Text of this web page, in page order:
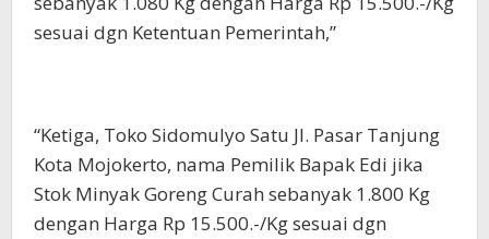
sesuai dgn Ketentuan Pemerintah,”
“Ketiga, Toko Sidomulyo Satu Jl. Pasar Tanjung
Kota Mojokerto, nama Pemilik Bapak Edi jika
Stok Minyak Goreng Curah sebanyak 1.800 Kg
dengan Harga Rp 15.500.-/Kg sesuai dgn